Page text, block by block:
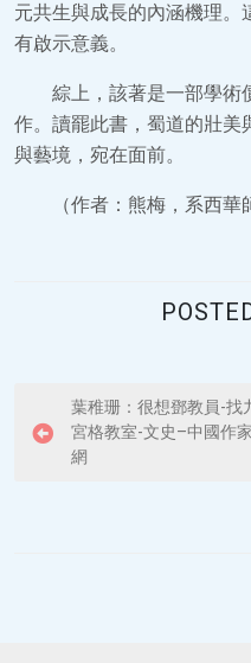
元共生與成長的內涵機理
有啟示意義。
綜上，該著是一部學術
作。讀罷此書，蜀道的壯美
與藝境，宛在面前。
（作者：熊梅，系西
o
葉稚珊：很想鄧教員-找
宮格教室-文史–中國作家
網